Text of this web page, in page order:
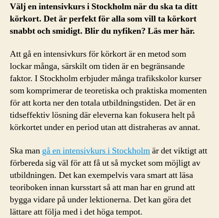
Välj en intensivkurs i Stockholm när du ska ta ditt
körkort. Det är perfekt för alla som vill ta körkort
snabbt och smidigt. Blir du nyfiken? Läs mer här.
Att gå en intensivkurs för körkort är en metod som
lockar många, särskilt om tiden är en begränsande
faktor. I Stockholm erbjuder många trafikskolor kurser
som komprimerar de teoretiska och praktiska momenten
för att korta ner den totala utbildningstiden. Det är en
tidseffektiv lösning där eleverna kan fokusera helt på
körkortet under en period utan att distraheras av annat.
Ska man gå en intensivkurs i Stockholmär det viktigt att
förbereda sig väl för att få ut så mycket som möjligt av
utbildningen. Det kan exempelvis vara smart att läsa
teoriboken innan kursstart så att man har en grund att
bygga vidare på under lektionerna. Det kan göra det
lättare att följa med i det höga tempot.